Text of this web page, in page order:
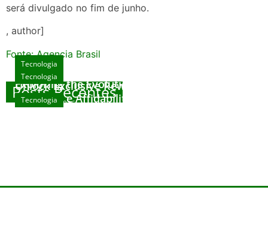
será divulgado no fim de junho.
, author]
Fonte: Agencia Brasil
Posts Recentes
Tecnologia
Exploring the Evolution of Online Slot Games
agosto 7, 2026
Tecnologia
Unlock Exclusive Rewards at The Big Dog
House
Tecnologia
Sicurezza e Affidabilità di Mr Nulls Wicked
Wares
Tecnologia